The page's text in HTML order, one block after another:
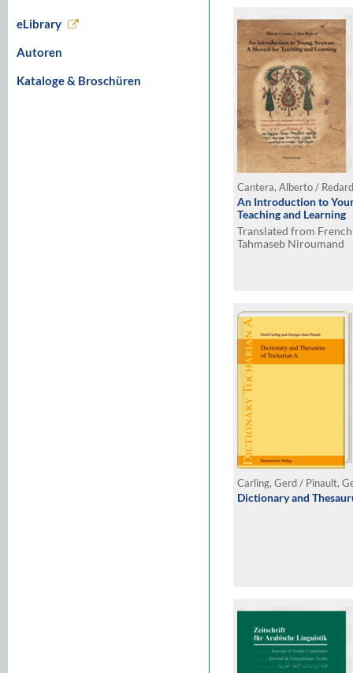
eLibrary
Autoren
Kataloge & Broschüren
Cantera, Alberto /
An Introduction to
Teaching and Learning
Translated from
Tahmaseb Niroumand
Carling, Gerd / Pinault,
Dictionary and